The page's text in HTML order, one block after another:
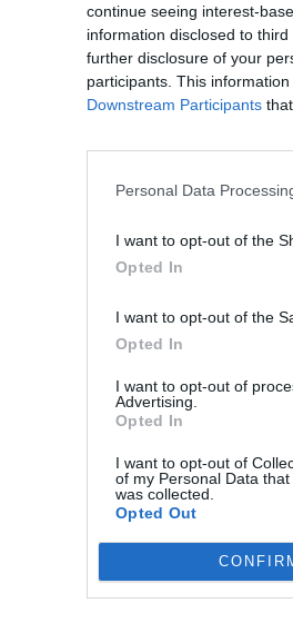
continue seeing interest-
information disclosed to
further disclosure of your
participants. This
Downstream Participants
Personal Data
I want to opt-out of the
Opted In
I want to opt-out of the
Opted In
I want to opt-out of
Advertising.
Opted In
I want to opt-out of
of my Personal Data
was collected.
Opted Out
ο κορυφαίος όλων"!
Οι
ΗΛΕΚΤΩΡ και THALIS –
συνεργασία με τη Motor Oil
Η Chery επενδύει 75 εκατ.